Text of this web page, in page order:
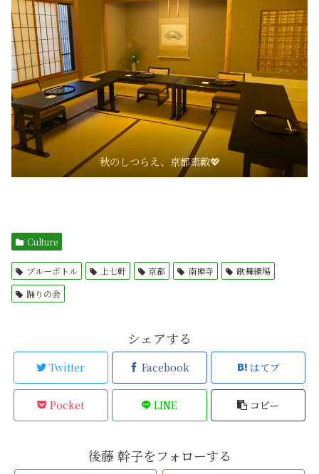
秋のしつらえ、京都素敵💖
Culture
ブルーボトル 上七軒 京都 南禅寺
歌舞練場
踊りの会
シェアする
Twitter Facebook はてブ
Pocket LINE コピー
後藤 幹子をフォローする